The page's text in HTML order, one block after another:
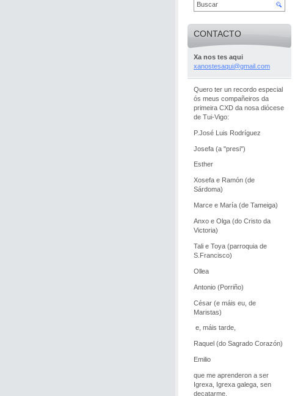
CONTACTO
Xa nos tes aqui
xanostesaqui@gmail.com
Quero ter un recordo especial
ós meus compañeiros da
primeira CXD da nosa diócese
de Tui-Vigo:
P.José Luis Rodríguez
Josefa (a "presi")
Esther
Xosefa e Ramón (de
Sárdoma)
Marce e María (de Tameiga)
Anxo e Olga (do Cristo da
Victoria)
Tali e Toya (parroquia de
S.Francisco)
Ollea
Antonio (Porriño)
César (e máis eu, de
Maristas)
e, máis tarde,
Raquel (do Sagrado Corazón)
Emilio
que me aprenderon a ser
Igrexa, Igrexa galega, sen
decatarme.